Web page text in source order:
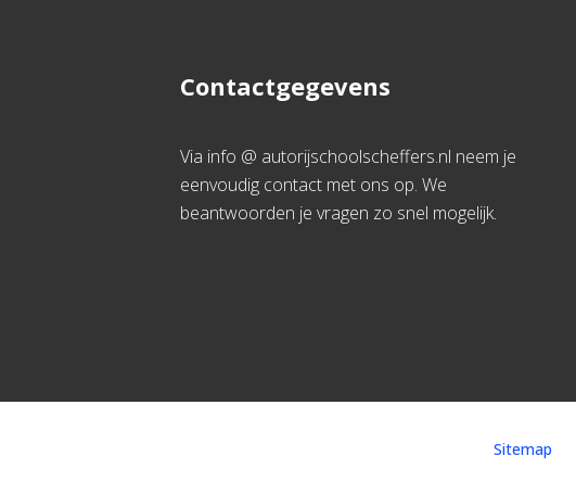
Contactgegevens
Via info @ autorijschoolscheffers.nl neem je
eenvoudig contact met ons op. We
beantwoorden je vragen zo snel mogelijk.
Sitemap